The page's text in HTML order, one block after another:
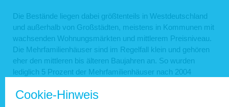
Die Bestände liegen dabei größtenteils in Westdeutschland
und außerhalb von Großstädten, meistens in Kommunen mit
wachsenden Wohnungsmärkten und mittlerem Preisniveau.
Die Mehrfamilienhäuser sind im Regelfall klein und gehören
eher den mittleren bis älteren Baujahren an. So wurden
lediglich 5 Prozent der Mehrfamilienhäuser nach 2004
Cookie-Hinweis